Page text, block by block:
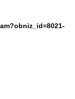
8021-